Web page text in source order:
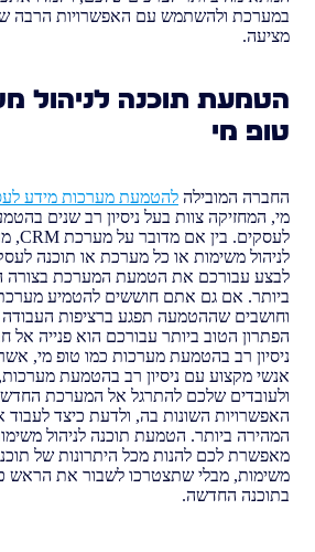
במערכת ולהשתמש עם האפשרויות הרבה
מציעה.
הטמעת תוכנה לניהול
טופ מי
החברה המובילה להטמעת מערכות מידע
מי, המחזיקה צוות בעל ניסיון רב שנים
לניהול משימות או כל מערכת או תוכנה
לבצע עבורכם את הטמעת המערכת בצורה
ביותר. אם גם אתם חוששים להטמיע
וחושבים שההטמעה תפגע ברציפות העבודה
הפתרון הטוב ביותר עבורכם הוא פנייה אל
ניסיון רב בהטמעת מערכות כמו טופ מי,
אנשי מקצוע עם ניסיון רב בהטמעת מערכות,
ולעובדים שלכם להתרגל אל המערכת
האפשרויות השונות בה, ולדעת כיצד לעבוד
המהירה ביותר. הטמעת תוכנה לניהול
מאפשרת לכם להנות מכל היתרונות של
משימות, מבלי שתצטרכו לשבור את הראש
בתוכנה החדשה.